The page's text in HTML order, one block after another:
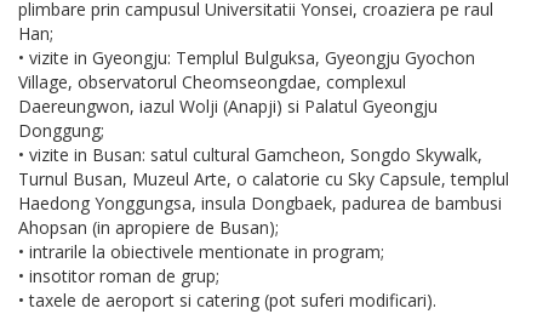
plimbare prin campusul Universitatii Yonsei, croaziera pe raul
Han;
• vizite in Gyeongju: Templul Bulguksa, Gyeongju Gyochon
Village, observatorul Cheomseongdae, complexul
Daereungwon, iazul Wolji (Anapji) si Palatul Gyeongju
Donggung;
• vizite in Busan: satul cultural Gamcheon, Songdo Skywalk,
Turnul Busan, Muzeul Arte, o calatorie cu Sky Capsule, templul
Haedong Yonggungsa, insula Dongbaek, padurea de bambusi
Ahopsan (in apropiere de Busan);
• intrarile la obiectivele mentionate in program;
• insotitor roman de grup;
• taxele de aeroport si catering (pot suferi modificari).